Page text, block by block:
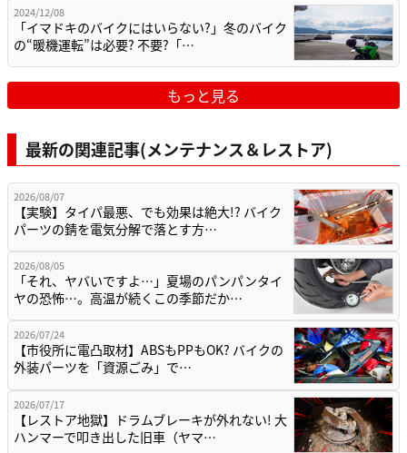
2024/12/08
「イマドキのバイクにはいらない?」冬のバイク
の“暖機運転”は必要? 不要?「…
もっと見る
最新の関連記事(メンテナンス＆レストア)
2026/08/07
【実験】タイパ最悪、でも効果は絶大!? バイク
パーツの錆を電気分解で落とす方…
2026/08/05
「それ、ヤバいですよ…」夏場のパンパンタイ
ヤの恐怖…。高温が続くこの季節だか…
2026/07/24
【市役所に電凸取材】ABSもPPもOK? バイクの
外装パーツを「資源ごみ」で…
2026/07/17
【レストア地獄】ドラムブレーキが外れない! 大
ハンマーで叩き出した旧車（ヤマ…